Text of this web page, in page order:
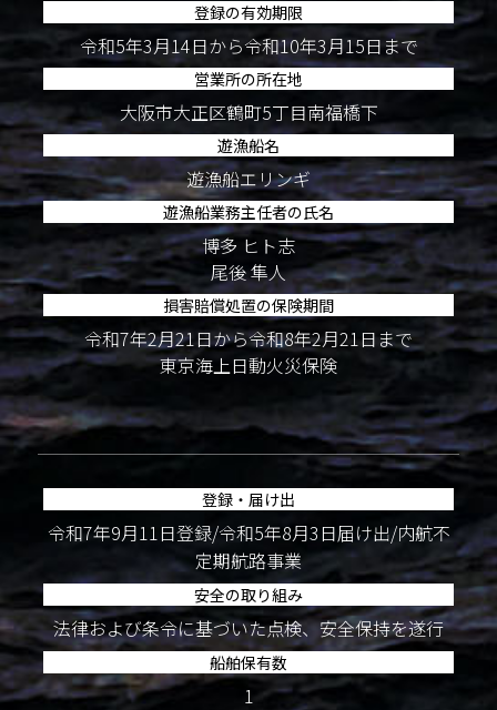
登録の有効期限
令和5年3月14日から令和10年3月15日まで
営業所の所在地
大阪市大正区鶴町5丁目南福橋下
遊漁船名
遊漁船エリンギ
遊漁船業務主任者の氏名
博多 ヒト志
尾後 隼人
損害賠償処置の保険期間
令和7年2月21日から令和8年2月21日まで
東京海上日動火災保険
登録・届け出
令和7年9月11日登録/令和5年8月3日届け出/内航不
定期航路事業
安全の取り組み
法律および条令に基づいた点検、安全保持を遂行
船舶保有数
1